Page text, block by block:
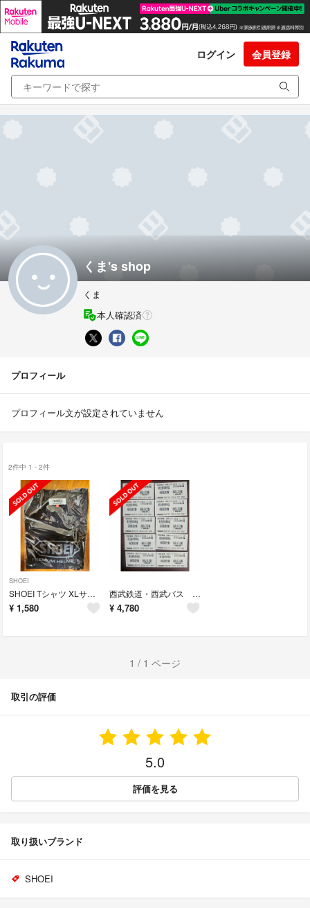
ログイン 会員登録
くま's shop
くま
本人確認済
プロフィール
プロフィール文が設定されていません
2件中 1 - 2件
SHOEI
SHOEI Tシャツ XLサイズ 株主優待
¥ 1,580
西武鉄道・西武バス 株主優待乗車証 2024年11月30日まで 送料込み
¥ 4,780
1 / 1 ページ
取引の評価
5.0
評価を見る
取り扱いブランド
SHOEI